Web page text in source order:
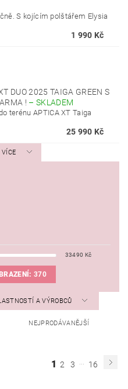
S kojícím polštářem Elysia
1 990 Kč
DUO 2025 TAIGA GREEN S
! –SKLADEM
terénu APTICA XT Taiga
25 990 Kč
33490 Kč
370
A VÝROBCŮ
NEJPRODÁVANĚJŠÍ
1 2 3 ... 16